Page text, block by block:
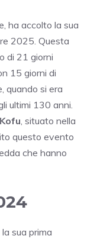
ha accolto la sua
2025. Questa
di 21 giorni
15 giorni di
quando si era
ultimi 130 anni.
, situato nella
questo evento
che hanno
sua prima